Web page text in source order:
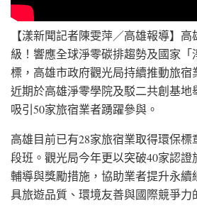
【漾新聞記者陳雯萍／高雄報導】
級！響應全球淨零碳排趨勢及國家「
標，高雄市政府觀光局持續推動旅宿
近期於高雄淨零學院及駁二共創基地
吸引50家旅宿業者踴躍參與。
高雄目前已有28家旅宿業取得環保
段班。觀光局今年更以突破40家認
輔導與獎勵措施，協助業者提升永
具旅遊品質、環境友善與國際競爭力